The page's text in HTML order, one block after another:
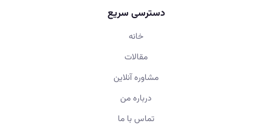
دسترسی سریع
خانه
مقالات
مشاوره آنلاین
درباره من
تماس با ما